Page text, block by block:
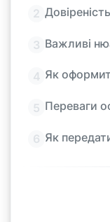
Важливі
Як
Переваги
Як